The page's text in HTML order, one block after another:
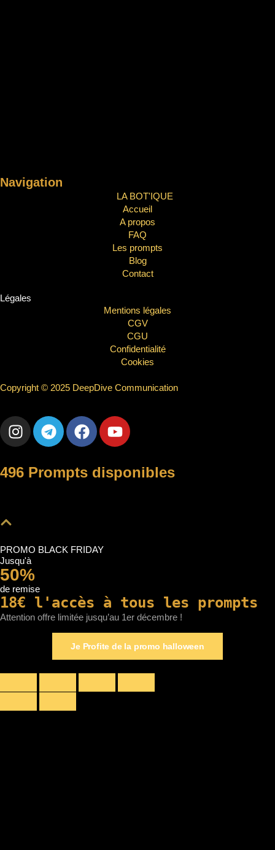
Navigation
LA BOT'IQUE
Accueil
A propos
FAQ
Les prompts
Blog
Contact
Légales
Mentions légales
CGV
CGU
Confidentialité
Cookies
Copyright © 2025 DeepDive Communication
496 Prompts disponibles
PROMO BLACK FRIDAY
Jusqu'à
50%
de remise
18€ l'accès à tous les prompts
Attention offre limitée jusqu’au 1er décembre !
Je Profite de la promo halloween